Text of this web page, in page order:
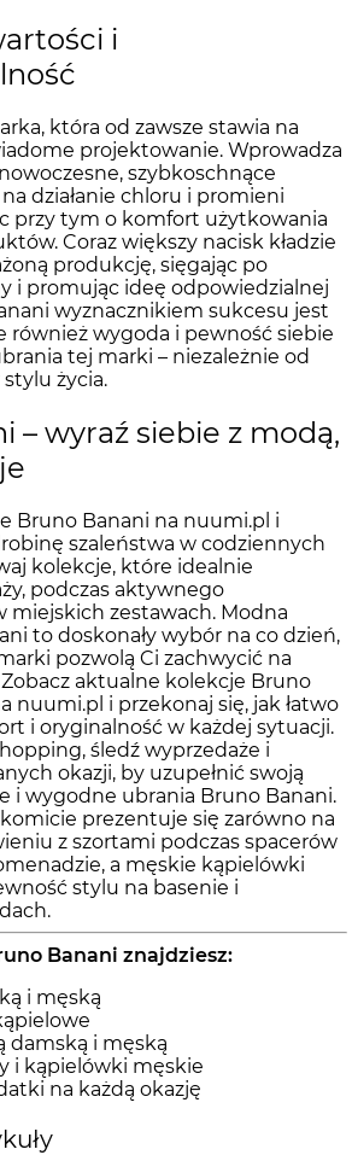
i
która od zawsze stawia na
projektowanie. Wprowadza
szybkoschnące
działanie chloru i promieni
przy tym o komfort użytkowania
Coraz większy nacisk kładzie
produkcję, sięgając po
i promując ideę odpowiedzialnej
wyznacznikiem sukcesu jest
również wygoda i pewność siebie
tej marki – niezależnie od
życia.
– wyraź siebie z modą,
Bruno Banani na nuumi.pl i
szaleństwa w codziennych
kolekcje, które idealnie
podczas aktywnego
miejskich zestawach. Modna
to doskonały wybór na co dzień,
pozwolą Ci zachwycić na
aktualne kolekcje Bruno
nuumi.pl i przekonaj się, jak łatwo
i oryginalność w każdej sytuacji.
śledź wyprzedaże i
okazji, by uzupełnić swoją
i wygodne ubrania Bruno Banani.
prezentuje się zarówno na
z szortami podczas spacerów
a męskie kąpielówki
stylu na basenie i
Banani znajdziesz:
i męską
damską i męską
i kąpielówki męskie
na każdą okazję